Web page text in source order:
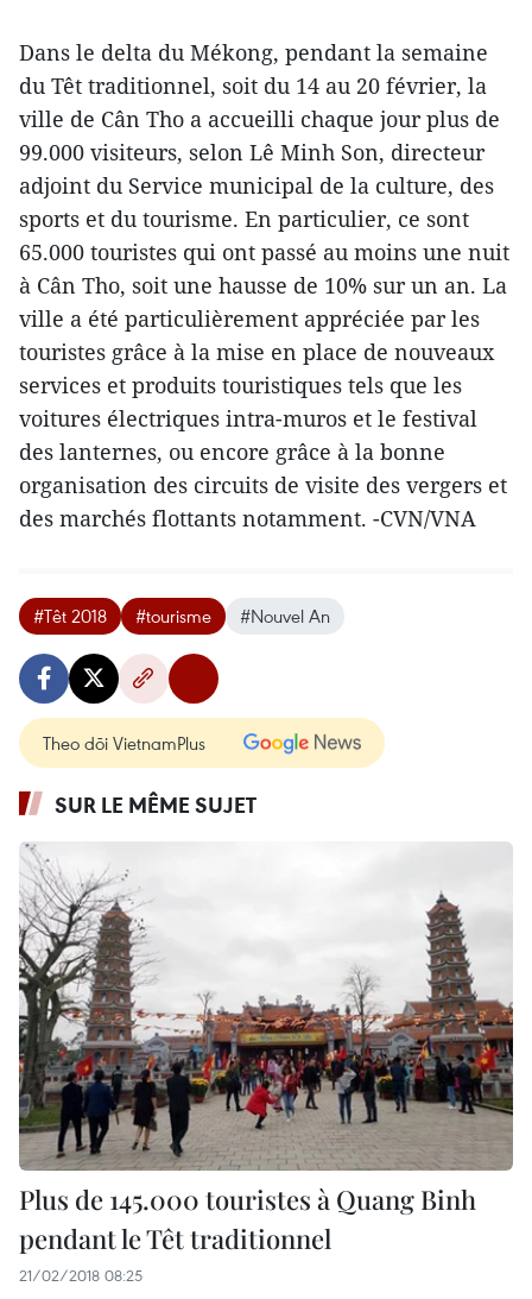
Dans le delta du Mékong, pendant la semaine
du Têt traditionnel, soit du 14 au 20 février, la
ville de Cân Tho a accueilli chaque jour plus de
99.000 visiteurs, selon Lê Minh Son, directeur
adjoint du Service municipal de la culture, des
sports et du tourisme. En particulier, ce sont
65.000 touristes qui ont passé au moins une nuit
à Cân Tho, soit une hausse de 10% sur un an. La
ville a été particulièrement appréciée par les
touristes grâce à la mise en place de nouveaux
services et produits touristiques tels que les
voitures électriques intra-muros et le festival
des lanternes, ou encore grâce à la bonne
organisation des circuits de visite des vergers et
des marchés flottants notamment. -CVN/VNA
#Têt 2018 #tourisme #Nouvel An
Theo dõi VietnamPlus
SUR LE MÊME SUJET
Plus de 145.000 touristes à Quang Binh
pendant le Têt traditionnel
21/02/2018 08:25